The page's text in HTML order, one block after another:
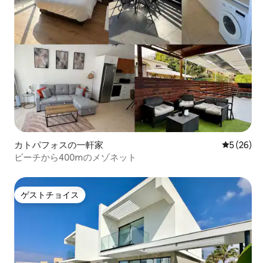
カトパフォスの一軒家 レビュー
5 (26)
ビーチから400mのメゾネット
ゲストチョイス
ゲストチョイス